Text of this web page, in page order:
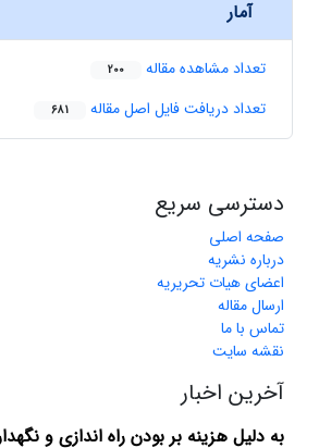
آمار
تعداد مشاهده مقاله 200
تعداد دریافت فایل اصل مقاله 681
دسترسی سریع
صفحه اصلی
درباره نشریه
اعضای هیات تحریریه
ارسال مقاله
تماس با ما
نقشه سایت
آخرین اخبار
به دلیل هزینه بر بودن راه اندازی و